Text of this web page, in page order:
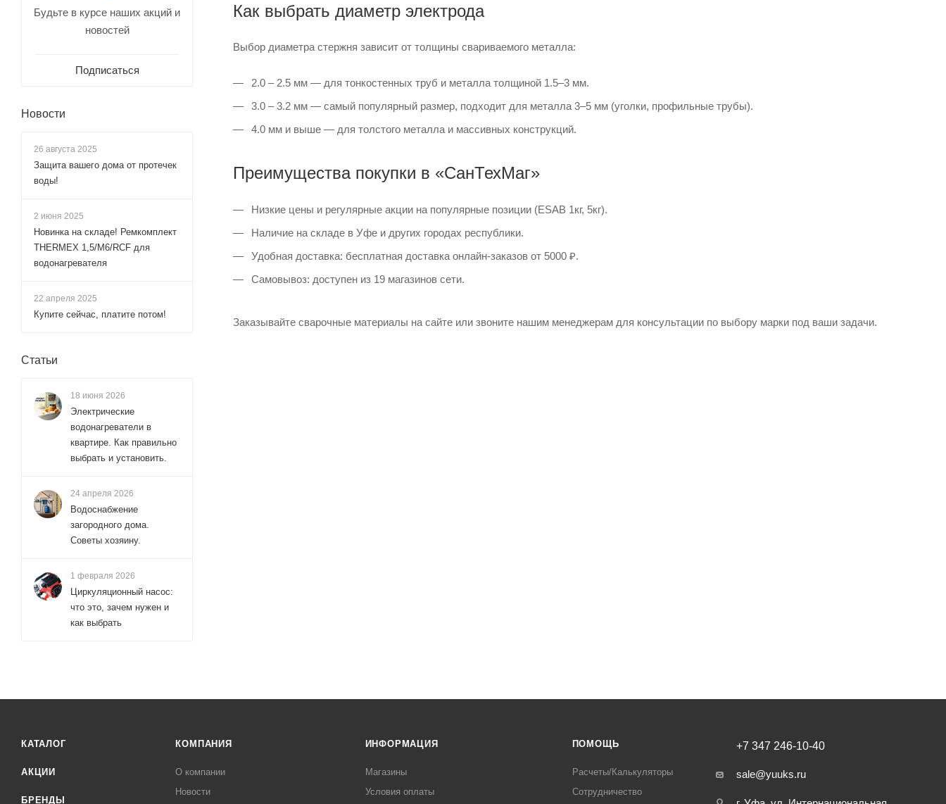
Как выбрать диаметр электрода
Выбор диаметра стержня зависит от толщины свариваемого металла:
2.0 – 2.5 мм — для тонкостенных труб и металла толщиной 1.5–3 мм.
3.0 – 3.2 мм — самый популярный размер, подходит для металла 3–5 мм (уголки, профильные трубы).
4.0 мм и выше — для толстого металла и массивных конструкций.
Преимущества покупки в «СанТехМаг»
Низкие цены и регулярные акции на популярные позиции (ESAB 1кг, 5кг).
Наличие на складе в Уфе и других городах республики.
Удобная доставка: бесплатная доставка онлайн-заказов от 5000 ₽.
Самовывоз: доступен из 19 магазинов сети.
Заказывайте сварочные материалы на сайте или звоните нашим менеджерам для консультации по выбору марки под ваши задачи.
Будьте в курсе наших акций и
новостей
Подписаться
Новости
26 августа 2025
Защита вашего дома от протечек
воды!
2 июня 2025
Новинка на складе! Ремкомплект
THERMEX 1,5/М6/RCF для
водонагревателя
22 апреля 2025
Купите сейчас, платите потом!
Статьи
18 июня 2026
Электрические
водонагреватели в
квартире. Как правильно
выбрать и установить.
24 апреля 2026
Водоснабжение
загородного дома.
Советы хозяину.
1 февраля 2026
Циркуляционный насос:
что это, зачем нужен и
как выбрать
КАТАЛОГ
АКЦИИ
БРЕНДЫ
КОМПАНИЯ
О компании
Новости
ИНФОРМАЦИЯ
Магазины
Условия оплаты
ПОМОЩЬ
Расчеты/Калькуляторы
Сотрудничество
+7 347 246-10-40
sale@yuuks.ru